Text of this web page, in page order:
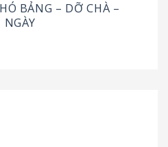
BẢNG – DỠ CHÀ –
NGÀY